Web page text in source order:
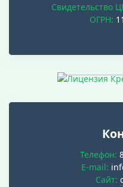
Свидетельство
ОГРН:
Телефон:
E-mail:
Cайт: